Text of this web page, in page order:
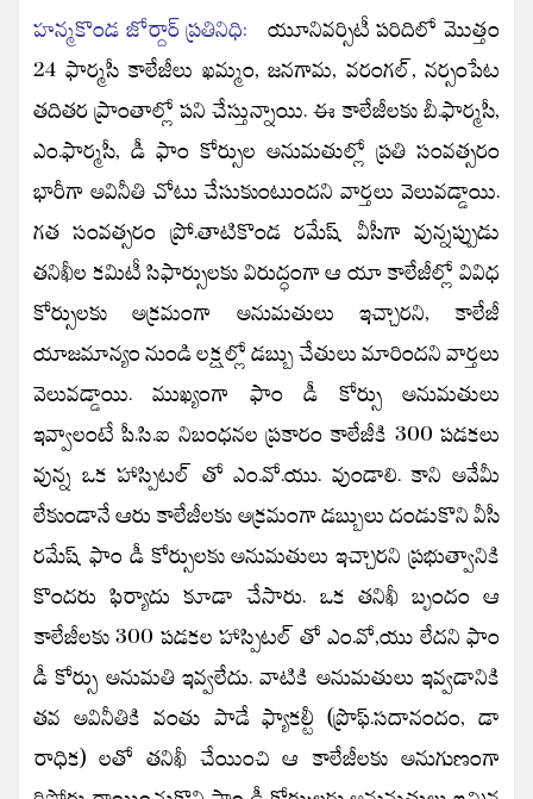
హన్మకొండ జోర్దార్ ప్రతినిధి: యూనివర్సిటీ పరిదిలో మొత్తం
24 ఫార్మసీ కాలేజీలు ఖమ్మం, జనగామ, వరంగల్, నర్సంపేట
తదితర ప్రాంతాల్లో పని చేస్తున్నాయి. ఈ కాలేజీలకు బీ.ఫార్మసీ,
ఎం.ఫార్మసీ, డీ ఫాం కోర్సుల అనుమతుల్లో ప్రతి సంవత్సరం
భారీగా అవినీతి చోటు చేసుకుంటుందని వార్తలు వెలువడ్డాయి.
గత సంవత్సరం ప్రో.తాటికొండ రమేష్ వీసీగా వున్నప్పుడు
తనిఖీల కమిటీ సిఫార్సులకు విరుద్ధంగా ఆ యా కాలేజీల్లో వివిధ
కోర్సులకు అక్రమంగా అనుమతులు ఇచ్చారని, కాలేజీ
యాజమాన్యం నుండి లక్షల్లో డబ్బు చేతులు మారిందని వార్తలు
వెలువడ్డాయి. ముఖ్యంగా ఫాం డీ కోర్సు అనుమతులు
ఇవ్వాలంటే పీ.సి.ఐ నిబంధనల ప్రకారం కాలేజీకి 300 పడకలు
వున్న ఒక హాస్పిటల్ తో ఎం.వో.యు. వుండాలి. కాని అవేమీ
లేకుండానే ఆరు కాలేజీలకు అక్రమంగా డబ్బులు దండుకొని వీసీ
రమేష్ ఫాం డీ కోర్సులకు అనుమతులు ఇచ్చారని ప్రభుత్వానికి
కొందరు ఫిర్యాదు కూడా చేసారు. ఒక తనిఖీ బృందం ఆ
కాలేజీలకు 300 పడకల హాస్పిటల్ తో ఎం.వో,యు లేదని ఫాం
డీ కోర్సు అనుమతి ఇవ్వలేదు. వాటికి అనుమతులు ఇవ్వడానికి
తవ అవినీతికి వంతు పాడే ఫ్యాకల్టీ (ప్రొఫ్.సదానందం, డా
రాధిక) లతో తనిఖీ చేయించి ఆ కాలేజీలకు అనుగుణంగా